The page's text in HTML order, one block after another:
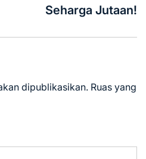
Seharga Jutaan!
dipublikasikan. Ruas yang